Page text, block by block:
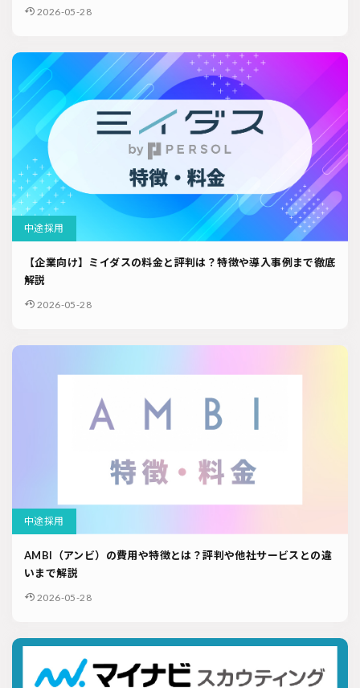
2026-05-28
中途採用
【企業向け】ミイダスの料金と評判は？特徴や導入事例まで徹底
解説
2026-05-28
中途採用
AMBI（アンビ）の費用や特徴とは？評判や他社サービスとの違
いまで解説
2026-05-28